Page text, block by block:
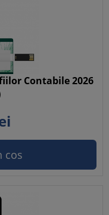
Contabile 2026
cos